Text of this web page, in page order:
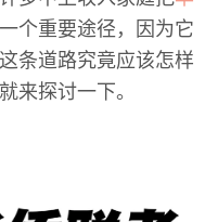
个重要途径，因为它
条道路究竟应该怎样
来探讨一下。